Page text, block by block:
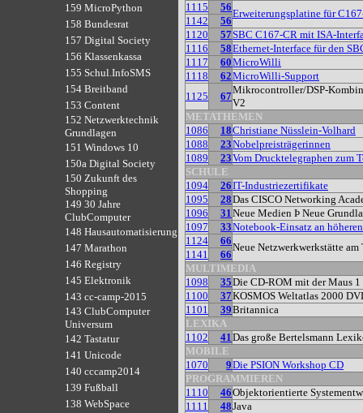
159 MicroPython
158 Bundesrat
157 Digital Society
156 Klassenkassa
155 Schul.InfoSMS
154 Breitband
153 Content
152 Netzwerktechnik
Grundlagen
151 Windows 10
150a Digital Society
150 Zukunft des
Shopping
149 30 Jahre
ClubComputer
148 Hausautomatisierung
147 Marathon
146 Registry
145 Elektronik
143 cc-camp-2015
143 ClubComputer
Universum
142 Tastatur
141 Unicode
140 cccamp2014
139 Fußball
138 WebSpace
1115
56
Erweiterungsplatine für
1142
56
1120
57SBC C167-CR mit ISA-
1116
58Ethernet-Interface für den
1117
60MicroWilli
1118
62MicroWilli-Support
1125
67
Mikrocontroller/DSP-
V2
METATHEMEN
1086
18Christiane Nüsslein-Volhard
1088
23Nobelpreisträgerinnen
1089
23Vom Drucktelegraphen zum
SCHULE
1094
26IT-Industriezertifikate
1095
28Das CISCO Networking
1096
31Neue Medien Þ Neue
1097
33Notebook-Einsatz an
1124
66
Neue Netzwerkwerkstätte am
1141
66
MULTIMEDIA
1098
35Die CD-ROM mit der Maus 1
1100
37KOSMOS Weltatlas 2000
1101
39Britannica
LEXIKA
1102
41Das große Bertelsmann
MOBILE
1070
9Die PSION Workshop CD
PROGRAMMIEREN
1110
46Objektorientierte
1111
48Java